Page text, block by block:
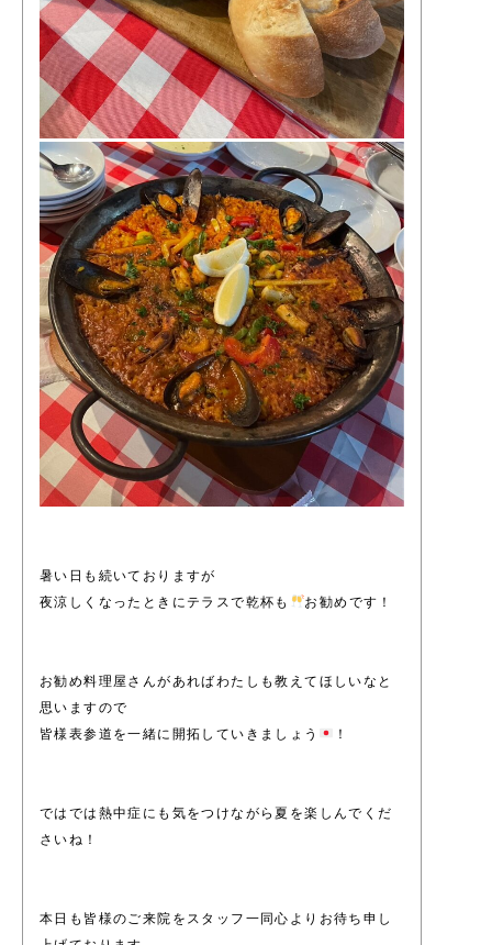
暑い日も続いておりますが
夜涼しくなったときにテラスで乾杯も
お勧めです！
お勧め料理屋さんがあればわたしも教えてほしいなと
思いますので
皆様表参道を一緒に開拓していきましょう
！
ではでは熱中症にも気をつけながら夏を楽しんでくだ
さいね！
本日も皆様のご来院をスタッフ一同心よりお待ち申し